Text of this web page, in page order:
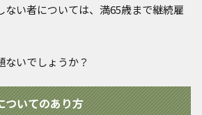
ない者については、満65歳まで継続雇
ないでしょうか？
ついてのあり方